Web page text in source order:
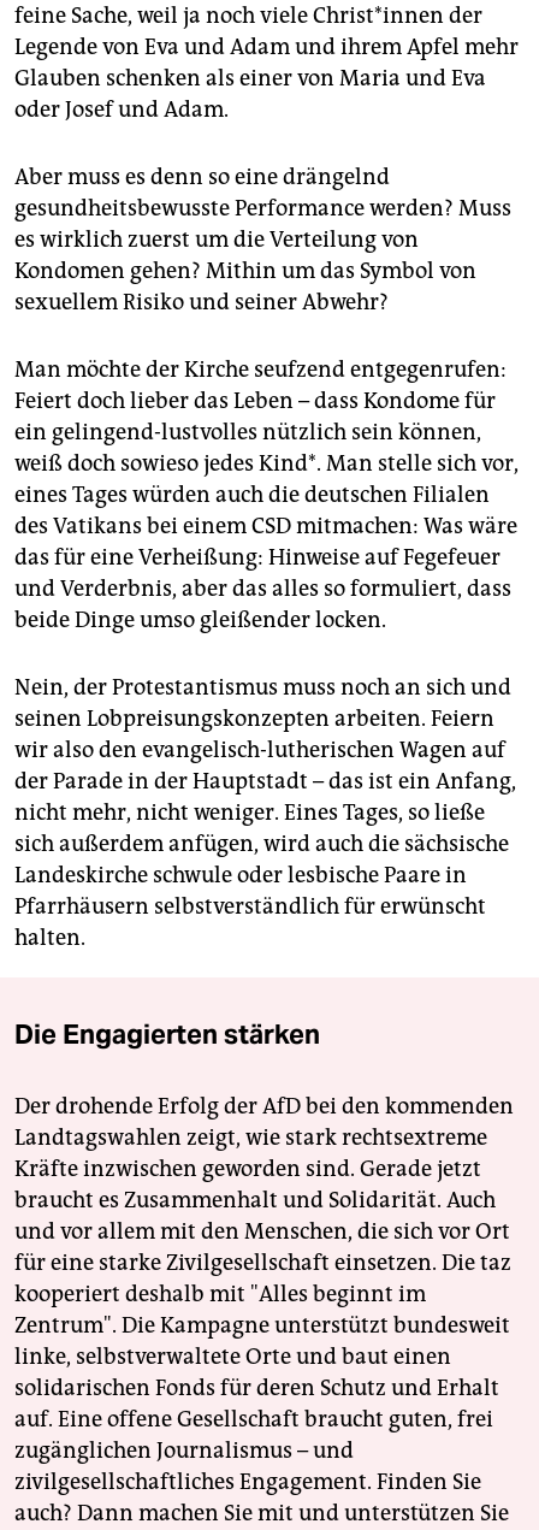
feine Sache, weil ja noch viele Christ*innen der
Legende von Eva und Adam und ihrem Apfel mehr
Glauben schenken als einer von Maria und Eva
oder Josef und Adam.
Aber muss es denn so eine drängelnd
gesundheitsbewusste Performance werden? Muss
es wirklich zuerst um die Verteilung von
Kondomen gehen? Mithin um das Symbol von
sexuellem Risiko und seiner Abwehr?
Man möchte der Kirche seufzend entgegenrufen:
Feiert doch lieber das Leben – dass Kondome für
ein gelingend-lustvolles nützlich sein können,
weiß doch sowieso jedes Kind*. Man stelle sich vor,
eines Tages würden auch die deutschen Filialen
des Vatikans bei einem CSD mitmachen: Was wäre
das für eine Verheißung: Hinweise auf Fegefeuer
und Verderbnis, aber das alles so formuliert, dass
beide Dinge umso gleißender locken.
Nein, der Protestantismus muss noch an sich und
seinen Lobpreisungskonzepten arbeiten. Feiern
wir also den evangelisch-lutherischen Wagen auf
der Parade in der Hauptstadt – das ist ein Anfang,
nicht mehr, nicht weniger. Eines Tages, so ließe
sich außerdem anfügen, wird auch die sächsische
Landeskirche schwule oder lesbische Paare in
Pfarrhäusern selbstverständlich für erwünscht
halten.
Die Engagierten stärken
Der drohende Erfolg der AfD bei den kommenden
Landtagswahlen zeigt, wie stark rechtsextreme
Kräfte inzwischen geworden sind. Gerade jetzt
braucht es Zusammenhalt und Solidarität. Auch
und vor allem mit den Menschen, die sich vor Ort
für eine starke Zivilgesellschaft einsetzen. Die taz
kooperiert deshalb mit "Alles beginnt im
Zentrum". Die Kampagne unterstützt bundesweit
linke, selbstverwaltete Orte und baut einen
solidarischen Fonds für deren Schutz und Erhalt
auf. Eine offene Gesellschaft braucht guten, frei
zugänglichen Journalismus – und
zivilgesellschaftliches Engagement. Finden Sie
auch? Dann machen Sie mit und unterstützen Sie